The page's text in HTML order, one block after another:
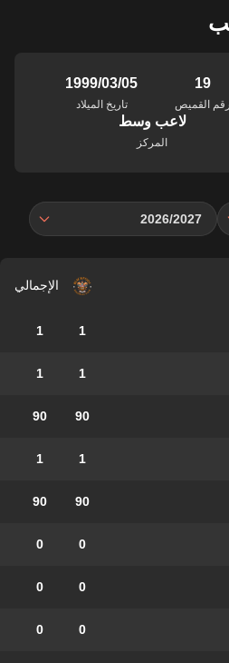
19
رقم القميص
05‏/03‏/1999
تاريخ الميلاد
لاعب وسط
المركز
2026/2027
الإجمالي
1
1
1
1
90
90
1
1
90
90
0
0
0
0
0
0